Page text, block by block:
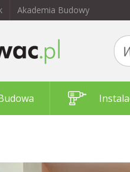
Akademia Budowy